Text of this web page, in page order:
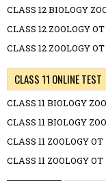
CLASS 12 BIOLOGY
CLASS 12 ZOOLOGY
CLASS 12 ZOOLOGY
CLASS 11 ONLINE TEST
CLASS 11 BIOLOGY
CLASS 11 BIOLOGY
CLASS 11 ZOOLOGY
CLASS 11 ZOOLOGY